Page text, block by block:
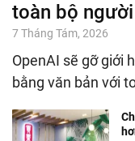
toàn bộ
7 Tháng Tám, 2026
OpenAI sẽ gỡ giới
bằng văn bản với